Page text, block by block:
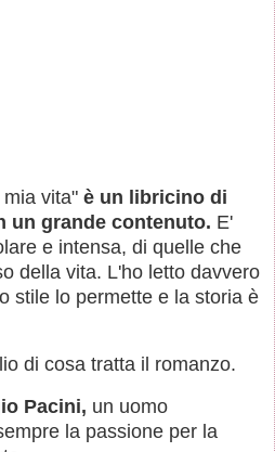
vita" è un libricino di
un grande contenuto. E'
e intensa, di quelle che
della vita. L'ho letto davvero
stile lo permette e la storia è
di cosa tratta il romanzo.
Pacini, un uomo
la passione per la